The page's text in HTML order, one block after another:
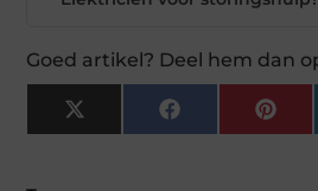
Goed artikel? Deel hem dan
X
(Twitter)
Facebook